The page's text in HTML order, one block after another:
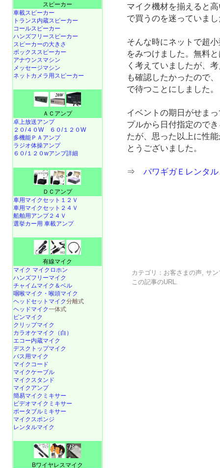
マイク機材を揃えると
で買うのを迷っていま
そんな時にネットで超
をみつけました。無料
く考えていましたが、
も確認したかったので
で待つことにしました。
イベントの期日がせま
プルから日付指定ので
たが、思った以上に性
とうございました。
⇒パワギガＥレンタ
カテゴリ： お客さまの声,サン
この記事のURL.
スピーカー
車載スピーカー
トランス内蔵スピーカー
コールスピーカー
ハンズフリースピーカー
スピーカーの大きさ
ボックススピーカー
アナウンスマシン
メッセージマシン
ネットカメラ用スピーカー
ＡＣアンプ
卓上放送アンプ
２０/４０W
６０/１２０W
多機能ＰＡアンプ
ラジオ体操アンプ
６０/１２０wアンプ詳細
ＤＣアンプ
車用マイクセット１２Ｖ
車用マイクセット２４Ｖ
船舶用アンプ２４Ｖ
選挙カー用 車載アンプ
有線マイク
マイク マイクロホン
ハンズフリーマイク
チャイムマイク＆ベル
咽喉マイク・喉頭マイク
ヘッドセットマイク分離式
ヘッドマイク一体式
ピンマイク
クリップマイク
カラオケマイク（白）
エコー内蔵マイク
デスクトップマイク
バス用マイク
マイクコード
マイクケーブル
マイクスタンド
マイクアンプ
簡易マイクミキサー
ビデオマイクミキサー
ポータブルミキサー
マイクスポンジ
レンタルマイク
Bワイヤレスマイク